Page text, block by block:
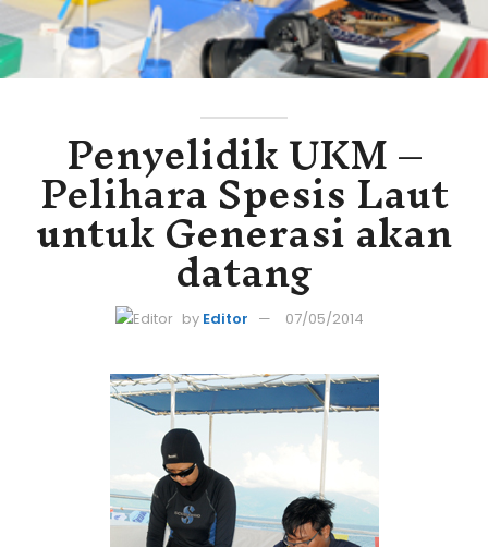
Penyelidik UKM –
Pelihara Spesis Laut
untuk Generasi akan
datang
by Editor 07/05/2014